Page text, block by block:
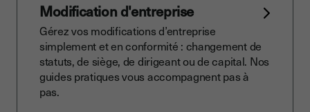
Modification d'entreprise
Gérez vos modifications d’entreprise
simplement et en conformité : changement de
statuts, de siège, de dirigeant ou de capital. Nos
guides pratiques vous accompagnent pas à
pas.